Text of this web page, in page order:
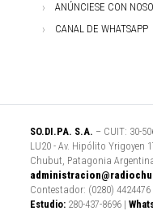
ANÚNCIESE CON
CANAL DE WHATSAPP
SO.DI.PA. S.A. – CUIT: 30-
LU20 - Av. Hipólito Yrigoyen
Chubut, Patagonia
Contestador: (0280) 4424476
Estudio: 280-437-8696 |